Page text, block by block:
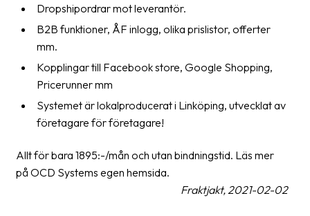
Villkor
Allmänna
villkor
Förbjudet
farligt
innehåll
Dropshipordrar mot leverantör.
B2B funktioner, ÅF inlogg, olika prislistor, offerter
mm.
Kopplingar till Facebook store, Google Shopping,
Pricerunner mm
Systemet är lokalproducerat i Linköping, utvecklat av
företagare för företagare!
Allt för bara 1895:-/mån och utan bindningstid. Läs mer
på OCD Systems egen hemsida.
Fraktjakt, 2021-02-02